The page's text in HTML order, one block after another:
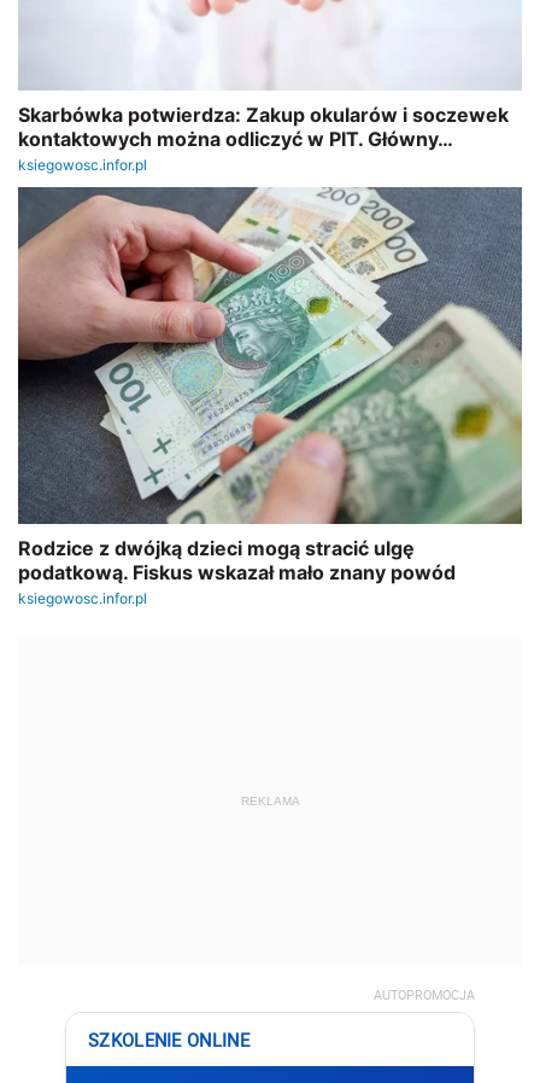
REKLAMA
AUTOPROMOCJA
SZKOLENIE ONLINE